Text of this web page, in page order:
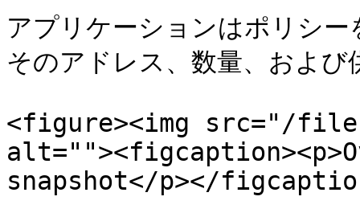
アプリケーションはポリシ
そのアドレス、数量、および
<figure><img src="/files/
snapshot</p></